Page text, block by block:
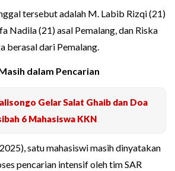
tersebut adalah M. Labib Rizqi (21)
Nadila (21) asal Pemalang, dan Riska
berasal dari Pemalang.
dalam Pencarian
Gelar Salat Ghaib dan Doa
6 Mahasiswa KKN
satu mahasiswi masih dinyatakan
pencarian intensif oleh tim SAR